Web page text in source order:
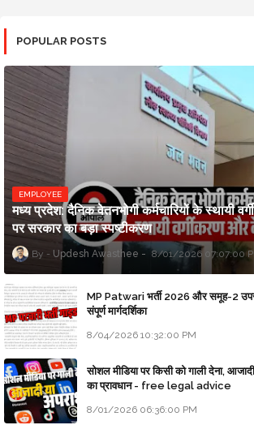
POPULAR POSTS
EMPLOYEE
मध्य प्रदेश: दैनिक वेतनभोगी कर्मचारियों के स्थायी
पर सरकार का बड़ा स्पष्टीकरण
Updesh Awasthee 8/01/2026 07:07:00
MP Patwari भर्ती 2026 और समूह-2
संपूर्ण मार्गदर्शिका
8/04/2026 10:32:00 PM
सोशल मीडिया पर किसी को गाली देना,
का प्रावधान - free legal advice
8/01/2026 06:36:00 PM